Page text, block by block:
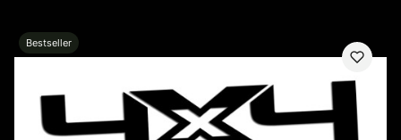
Bestseller